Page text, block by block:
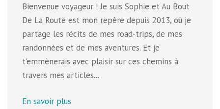
Bienvenue voyageur ! Je suis Sophie et Au Bout
De La Route est mon repère depuis 2013, où je
partage les récits de mes road-trips, de mes
randonnées et de mes aventures. Et je
t'emmènerais avec plaisir sur ces chemins à
travers mes articles...
En savoir plus